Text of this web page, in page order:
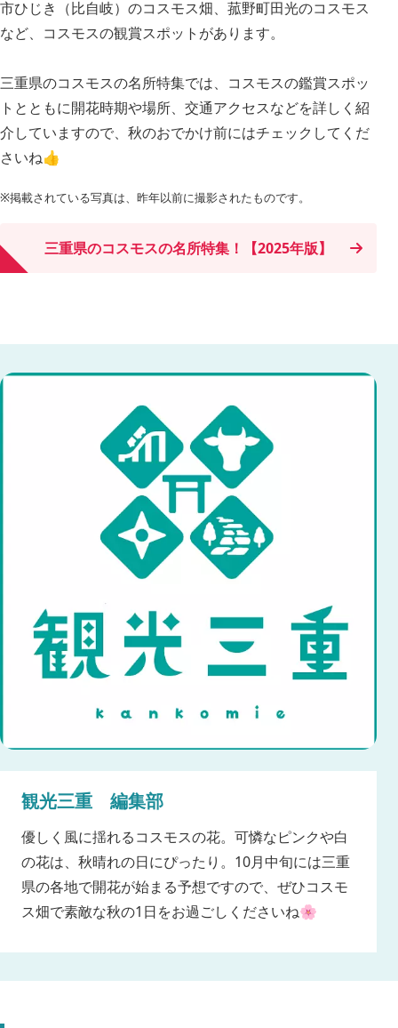
市ひじき（比自岐）のコスモス畑、菰野町田光のコスモス
など、コスモスの観賞スポットがあります。
三重県のコスモスの名所特集では、コスモスの鑑賞スポッ
トとともに開花時期や場所、交通アクセスなどを詳しく紹
介していますので、秋のおでかけ前にはチェックしてくだ
さいね👍
※掲載されている写真は、昨年以前に撮影されたものです。
三重県のコスモスの名所特集！【2025年版】
観光三重 編集部
優しく風に揺れるコスモスの花。可憐なピンクや白
の花は、秋晴れの日にぴったり。10月中旬には三重
県の各地で開花が始まる予想ですので、ぜひコスモ
ス畑で素敵な秋の1日をお過ごしくださいね🌸